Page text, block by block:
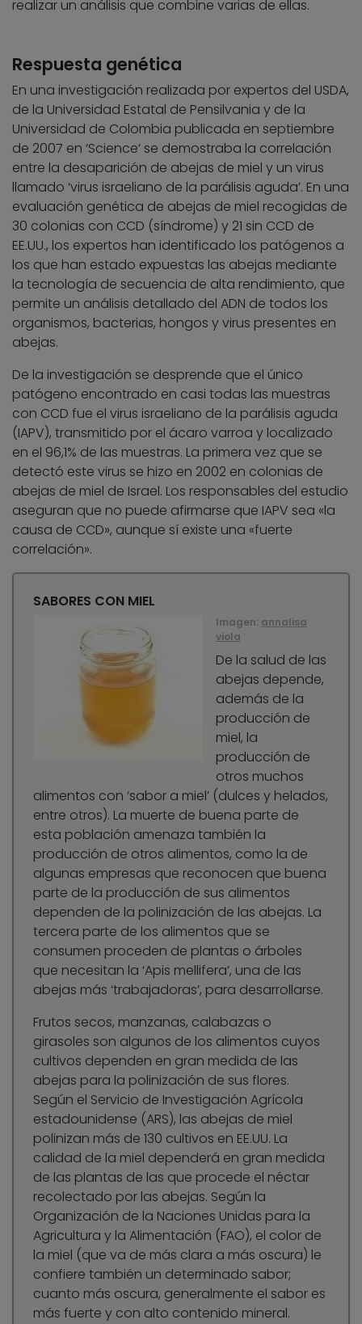
realizar un análisis que combine varias de ellas.
Respuesta genética
En una investigación realizada por expertos del USDA,
de la Universidad Estatal de Pensilvania y de la
Universidad de Colombia publicada en septiembre
de 2007 en ‘Science’ se demostraba la correlación
entre la desaparición de abejas de miel y un virus
llamado ‘virus israeliano de la parálisis aguda’. En una
evaluación genética de abejas de miel recogidas de
30 colonias con CCD (síndrome) y 21 sin CCD de
EE.UU., los expertos han identificado los patógenos a
los que han estado expuestas las abejas mediante
la tecnología de secuencia de alta rendimiento, que
permite un análisis detallado del ADN de todos los
organismos, bacterias, hongos y virus presentes en
abejas.
De la investigación se desprende que el único
patógeno encontrado en casi todas las muestras
con CCD fue el virus israeliano de la parálisis aguda
(IAPV), transmitido por el ácaro varroa y localizado
en el 96,1% de las muestras. La primera vez que se
detectó este virus se hizo en 2002 en colonias de
abejas de miel de Israel. Los responsables del estudio
aseguran que no puede afirmarse que IAPV sea «la
causa de CCD», aunque sí existe una «fuerte
correlación».
SABORES CON MIEL
Imagen: annalisa
viola
De la salud de las
abejas depende,
además de la
producción de
miel, la
producción de
otros muchos
alimentos con ‘sabor a miel’ (dulces y helados,
entre otros). La muerte de buena parte de
esta población amenaza también la
producción de otros alimentos, como la de
algunas empresas que reconocen que buena
parte de la producción de sus alimentos
dependen de la polinización de las abejas. La
tercera parte de los alimentos que se
consumen proceden de plantas o árboles
que necesitan la ‘Apis mellifera’, una de las
abejas más ‘trabajadoras’, para desarrollarse.
Frutos secos, manzanas, calabazas o
girasoles son algunos de los alimentos cuyos
cultivos dependen en gran medida de las
abejas para la polinización de sus flores.
Según el Servicio de Investigación Agrícola
estadounidense (ARS), las abejas de miel
polinizan más de 130 cultivos en EE.UU. La
calidad de la miel dependerá en gran medida
de las plantas de las que procede el néctar
recolectado por las abejas. Según la
Organización de la Naciones Unidas para la
Agricultura y la Alimentación (FAO), el color de
la miel (que va de más clara a más oscura) le
confiere también un determinado sabor;
cuanto más oscura, generalmente el sabor es
más fuerte y con alto contenido mineral.